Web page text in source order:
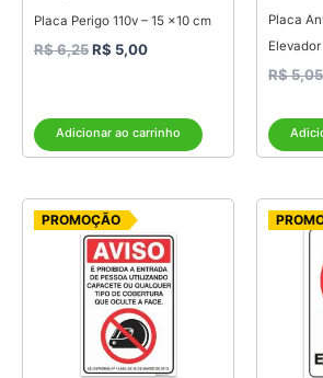
Placa Perigo 110v – 15 x10 cm
R$6,25R$ 5,00
Adicionar ao carrinho
Placa
R$5,05
PROMOÇÃO
O
preço
original
era:
R$ 11,05.
atual
é:
R$ 8,85.